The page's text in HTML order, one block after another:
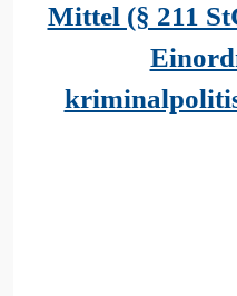
Mittel (§ 211